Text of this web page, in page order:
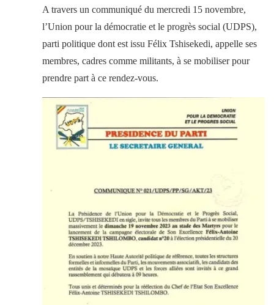
A travers un communiqué du mercredi 15 novembre,
l’Union pour la démocratie et le progrès social (UDPS),
parti politique dont est issu Félix Tshisekedi, appelle ses
membres, cadres comme militants, à se mobiliser pour
prendre part à ce rendez-vous.